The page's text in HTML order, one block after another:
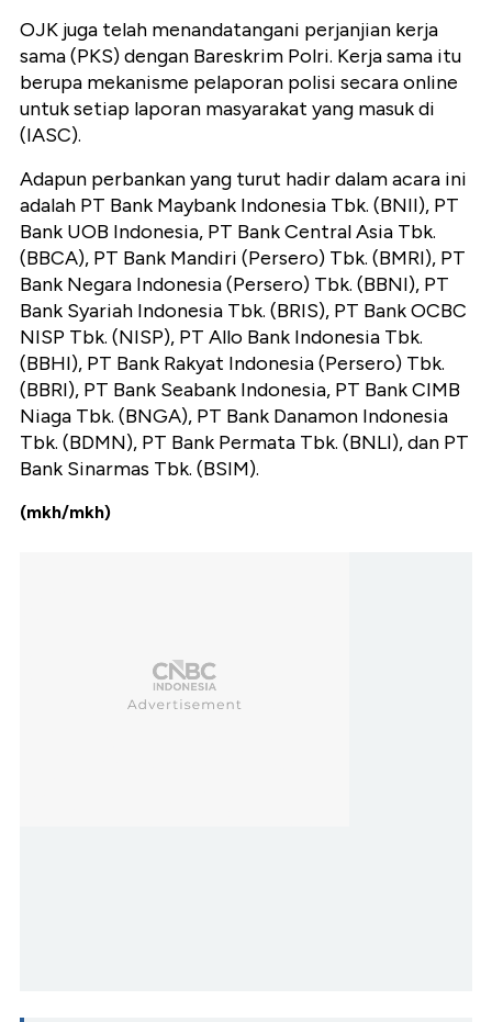
OJK juga telah menandatangani perjanjian kerja
sama (PKS) dengan Bareskrim Polri. Kerja sama itu
berupa mekanisme pelaporan polisi secara online
untuk setiap laporan masyarakat yang masuk di
(IASC).
Adapun perbankan yang turut hadir dalam acara ini
adalah PT Bank Maybank Indonesia Tbk. (BNII), PT
Bank UOB Indonesia, PT Bank Central Asia Tbk.
(BBCA), PT Bank Mandiri (Persero) Tbk. (BMRI), PT
Bank Negara Indonesia (Persero) Tbk. (BBNI), PT
Bank Syariah Indonesia Tbk. (BRIS), PT Bank OCBC
NISP Tbk. (NISP), PT Allo Bank Indonesia Tbk.
(BBHI), PT Bank Rakyat Indonesia (Persero) Tbk.
(BBRI), PT Bank Seabank Indonesia, PT Bank CIMB
Niaga Tbk. (BNGA), PT Bank Danamon Indonesia
Tbk. (BDMN), PT Bank Permata Tbk. (BNLI), dan PT
Bank Sinarmas Tbk. (BSIM).
(mkh/mkh)